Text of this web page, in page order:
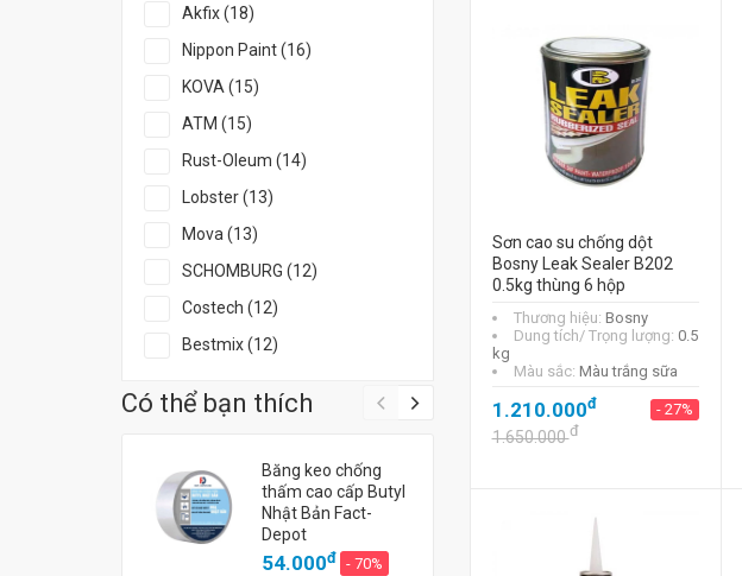
Akfix (18)
Nippon Paint (16)
KOVA (15)
ATM (15)
Rust-Oleum (14)
Lobster (13)
Mova (13)
SCHOMBURG (12)
Costech (12)
Bestmix (12)
Có thể bạn thích
Băng keo chống
thấm cao cấp Butyl
Nhật Bản Fact-
Depot
54.000đ - 70%
132.000
151.000
Sơn cao su chống dột
Bosny Leak Sealer B202
0.5kg thùng 6 hộp
Thương hiệu: Bosny
Dung tích/ Trọng lượng: 0.5
kg
Màu sắc: Màu trắng sữa
1.210.000đ - 27%
1.650.000đ